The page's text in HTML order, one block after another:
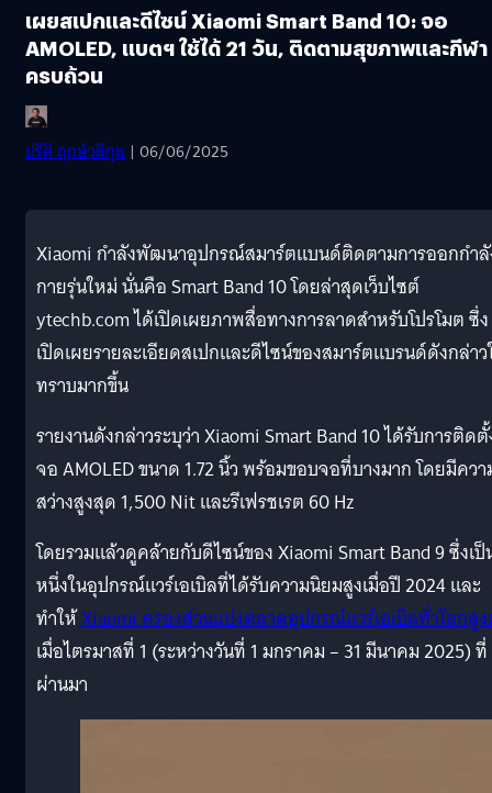
เผยสเปกและดีไซน์ Xiaomi Smart Band 10: จอ
AMOLED, แบตฯ ใช้ได้ 21 วัน, ติดตามสุขภาพและกีฬา
ครบถ้วน
ปรีดี ฤกษ์วลีกุล | 06/06/2025
Xiaomi กำลังพัฒนาอุปกรณ์สมาร์ตแบนด์ติดตามการออกกำ
กายรุ่นใหม่ นั่นคือ Smart Band 10 โดยล่าสุดเว็บไซต์
ytechb.com ได้เปิดเผยภาพสื่อทางการลาดสำหรับโปรโมต ซึ่ง
เปิดเผยรายละเอียดสเปกและดีไซน์ของสมาร์ตแบรนด์ดังกล่า
ทราบมากขึ้น
รายงานดังกล่าวระบุว่า Xiaomi Smart Band 10 ได้รับการติด
จอ AMOLED ขนาด 1.72 นิ้ว พร้อมขอบจอที่บางมาก โดยมีคว
สว่างสูงสุด 1,500 Nit และรีเฟรชเรต 60 Hz
โดยรวมแล้วดูคล้ายกับดีไซน์ของ Xiaomi Smart Band 9 ซึ่งเป็
หนึ่งในอุปกรณ์แวร์เอเบิลที่ได้รับความนิยมสูงเมื่อปี 2024 และ
ทำให้Xiaomi ครองส่วนแบ่งตลาดอุปกรณ์แวร์เอเบิลทั่วโลกสู
เมื่อไตรมาสที่ 1 (ระหว่างวันที่ 1 มกราคม – 31 มีนาคม 2025) ที่
ผ่านมา